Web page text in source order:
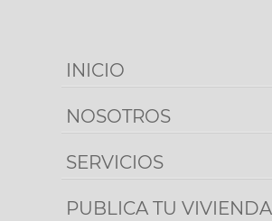
INICIO
NOSOTROS
SERVICIOS
PUBLICA TU VIVIENDA